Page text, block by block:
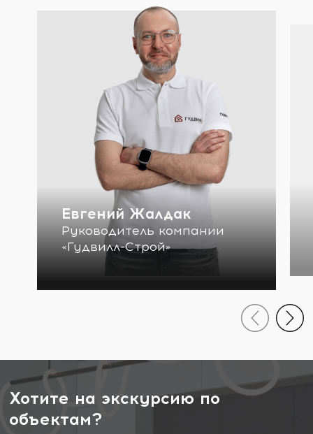
Евгений Жалдак
Руководитель компании
«Гудвилл-Строй»
Хотите на экскурсию по
объектам?